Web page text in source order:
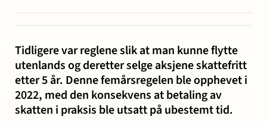
Tidligere var reglene slik at man kunne flytte
utenlands og deretter selge aksjene skattefritt
etter 5 år. Denne femårsregelen ble opphevet i
2022, med den konsekvens at betaling av
skatten i praksis ble utsatt på ubestemt tid.
-
bygg
og
anlegg
ved
personskade
og
sykdom
og
samliv
og
insolvens
Karriere
og miljø